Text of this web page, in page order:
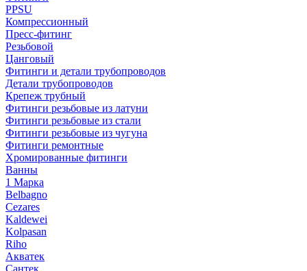
PPSU
Компрессионный
Пресс-фитинг
Резьбовой
Цанговый
Фитинги и детали трубопроводов
Детали трубопроводов
Крепеж трубный
Фитинги резьбовые из латуни
Фитинги резьбовые из стали
Фитинги резьбовые из чугуна
Фитинги ремонтные
Хромированные фитинги
Ванны
1 Марка
Belbagno
Cezares
Kaldewei
Kolpasan
Riho
Акватек
Сантек